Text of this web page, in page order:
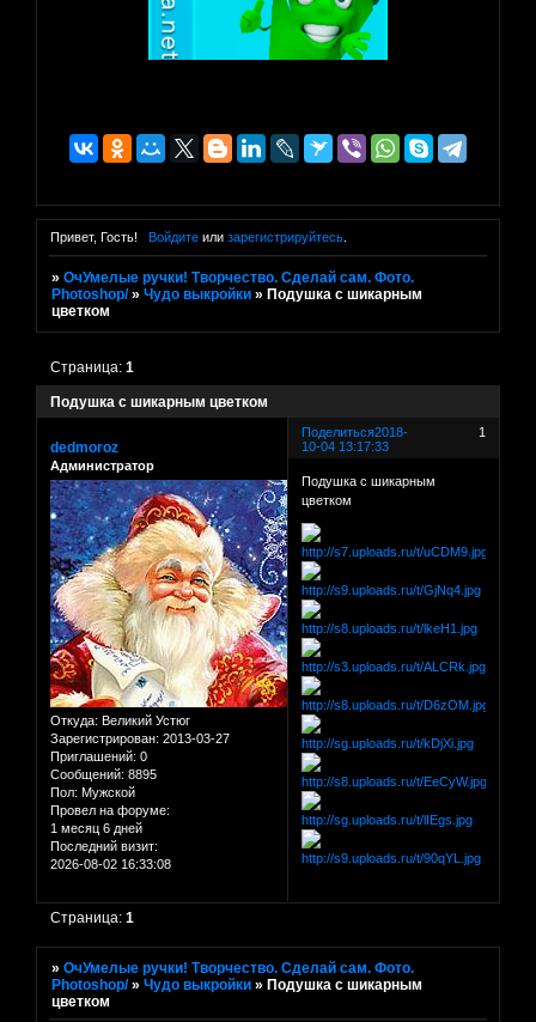
Привет, Гость! Войдитеили зарегистрируйтесь.
»ОчУмелые ручки! Творчество. Сделай сам. Фото.
Photoshop/ »Чудо выкройки » Подушка с шикарным
цветком
Подушка с шикарным цветком
Страница:1
Поделиться 1
2018-
10-04 13:17:33
dedmoroz
Администратор
Откуда: Великий Устюг
Зарегистрирован: 2013-03-27
Приглашений: 0
Сообщений: 8895
Пол: Мужской
Провел на форуме:
1 месяц 6 дней
Последний визит:
2026-08-02 16:33:08
Подушка с шикарным
цветком
Страница:1
»ОчУмелые ручки! Творчество. Сделай сам. Фото.
Photoshop/ »Чудо выкройки »Подушка с шикарным
цветком